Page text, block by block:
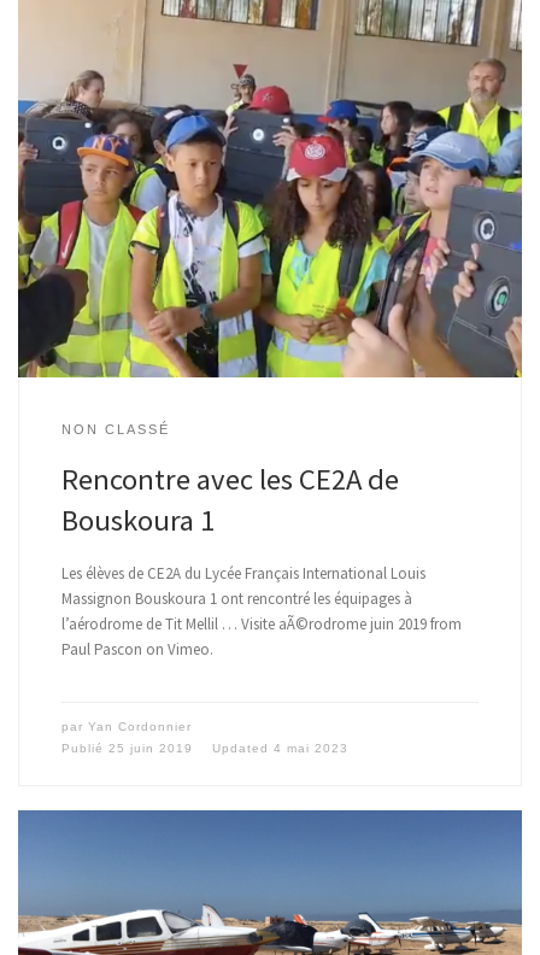
NON CLASSÉ
Rencontre avec les CE2A de
Bouskoura 1
Les élèves de CE2A du Lycée Français International Louis
Massignon Bouskoura 1 ont rencontré les équipages à
l’aérodrome de Tit Mellil … Visite aÃ©rodrome juin 2019 from
Paul Pascon on Vimeo.
par Yan Cordonnier
Publié 25 juin 2019 Updated 4 mai 2023